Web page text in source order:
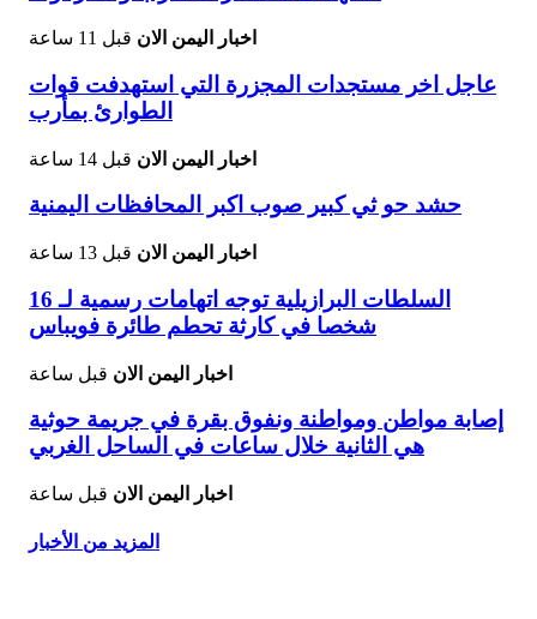
اخبار اليمن الان قبل 11 ساعة
عاجل اخر مستجدات المجزرة التي استهدفت قوات
الطوارئ بمأرب
اخبار اليمن الان قبل 14 ساعة
حشد حو ثي كبير صوب اكبر المحافظات اليمنية
اخبار اليمن الان قبل 13 ساعة
السلطات البرازيلية توجه اتهامات رسمية لـ 16
شخصا في كارثة تحطم طائرة فويباس
اخبار اليمن الان قبل ساعة
إصابة مواطن ومواطنة ونفوق بقرة في جريمة حوثية
هي الثانية خلال ساعات في الساحل الغربي
اخبار اليمن الان قبل ساعة
المزيد من الأخبار